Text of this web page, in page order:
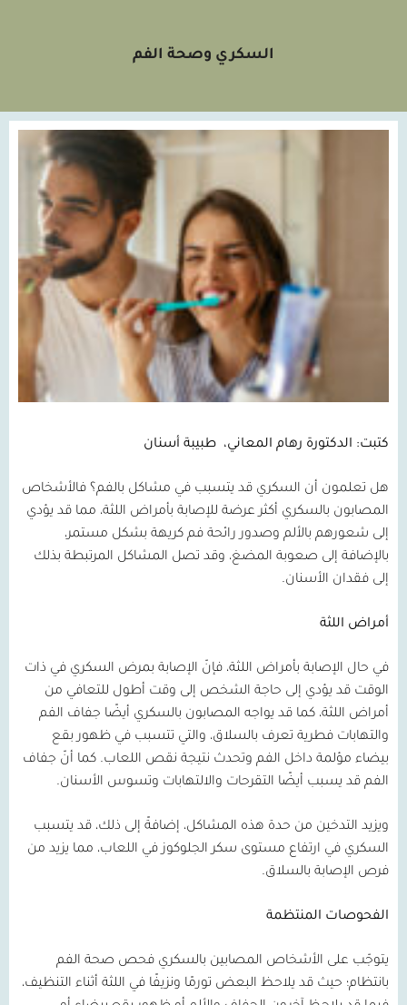
السكري وصحة الفم
كتبت: الدكتورة رهام المعاني، طبيبة أسنان
هل تعلمون أن السكري قد يتسبب في مشاكل بالفم؟ فالأشخاص
المصابون بالسكري أكثر عرضة للإصابة بأمراض اللثة، مما قد يؤدي
إلى شعورهم بالألم وصدور رائحة فم كريهة بشكل مستمر،
بالإضافة إلى صعوبة المضغ، وقد تصل المشاكل المرتبطة بذلك
إلى فقدان الأسنان.
أمراض اللثة
في حال الإصابة بأمراض اللثة، فإنّ الإصابة بمرض السكري في ذات
الوقت قد يؤدي إلى حاجة الشخص إلى وقت أطول للتعافي من
أمراض اللثة، كما قد يواجه المصابون بالسكري أيضًا جفاف الفم
والتهابات فطرية تعرف بالسلاق، والتي تتسبب في ظهور بقع
بيضاء مؤلمة داخل الفم وتحدث نتيجة نقص اللعاب. كما أنّ جفاف
الفم قد يسبب أيضًا التقرحات والالتهابات وتسوس الأسنان.
ويزيد التدخين من حدة هذه المشاكل، إضافةً إلى ذلك، قد يتسبب
السكري في ارتفاع مستوى سكر الجلوكوز في اللعاب، مما يزيد من
فرص الإصابة بالسلاق.
الفحوصات المنتظمة
يتوجّب على الأشخاص المصابين بالسكري فحص صحة الفم
بانتظام؛ حيث قد يلاحظ البعض تورمًا ونزيفًا في اللثة أثناء التنظيف،